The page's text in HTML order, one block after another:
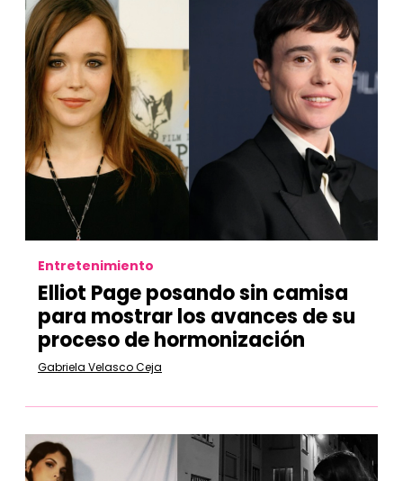
Entretenimiento
Elliot Page posando sin camisa
para mostrar los avances de su
proceso de hormonización
Gabriela Velasco Ceja